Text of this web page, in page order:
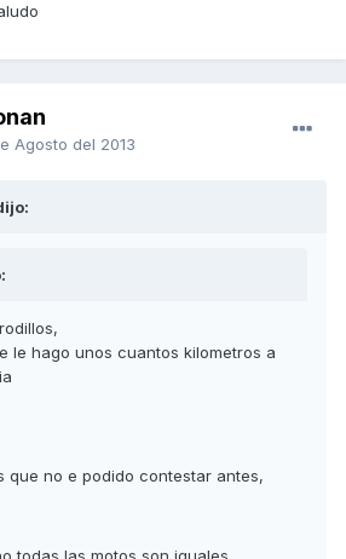
Agosto del 2013
le hago unos cuantos kilometros a
que no e podido contestar antes,